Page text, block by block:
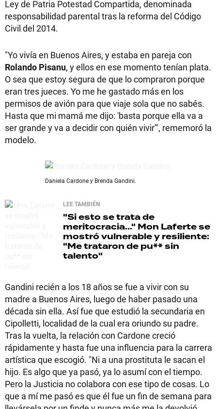
Ley de Patria Potestad Compartida, denominada
responsabilidad parental tras la reforma del Código
Civil del 2014.
"Yo vivía en Buenos Aires, y estaba en pareja con
Rolando Pisanu, y ellos en ese momento tenían plata.
O sea que estoy segura de que lo compraron porque
eran tres jueces. Yo me he gastado más en los
permisos de avión para que viaje sola que no sabés.
Hasta que mi mamá me dijo: 'basta porque ella va a
ser grande y va a decidir con quién vivir'", rememoró la
modelo.
Daniela Cardone y Brenda Gandini.
LEE TAMBIÉN
"Si esto se trata de
meritocracia..." Mon Laferte se
mostró vulnerable y resiliente:
"Me trataron de pu** sin
talento"
Gandini recién a los 18 años se fue a vivir con su
madre a Buenos Aires, luego de haber pasado una
década sin ella. Así fue que estudió la secundaria en
Cipolletti, localidad de la cual era oriundo su padre.
Tras la vuelta, la relación con Cardone creció
rápidamente y hasta fue una influencia para la carrera
artística que escogió. "Ni a una prostituta le sacan el
hijo. Es algo que ya pasó, ya lo asumí con el tiempo.
Pero la Justicia no colabora con ese tipo de cosas. Lo
que a mí me pasó es que él fue un fin de semana para